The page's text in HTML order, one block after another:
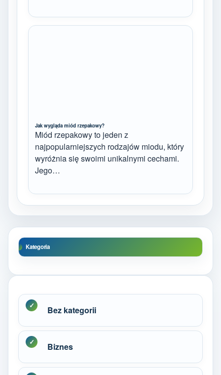
Jak wygląda miód rzepakowy?
Miód rzepakowy to jeden z
najpopularniejszych rodzajów miodu, który
wyróżnia się swoimi unikalnymi cechami.
Jego…
Kategoria
Bez kategorii
Biznes